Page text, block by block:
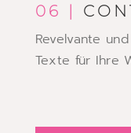
06 |
Revelvante
Texte für Ihre